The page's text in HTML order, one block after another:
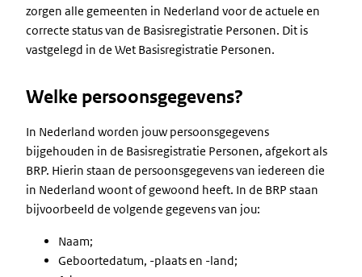
zorgen alle gemeenten in Nederland voor de actuele en
correcte status van de Basisregistratie Personen. Dit is
vastgelegd in de Wet Basisregistratie Personen.
Welke persoonsgegevens?
In Nederland worden jouw persoonsgegevens
bijgehouden in de Basisregistratie Personen, afgekort als
BRP. Hierin staan de persoonsgegevens van iedereen die
in Nederland woont of gewoond heeft. In de BRP staan
bijvoorbeeld de volgende gegevens van jou:
Naam;
Geboortedatum, -plaats en -land;